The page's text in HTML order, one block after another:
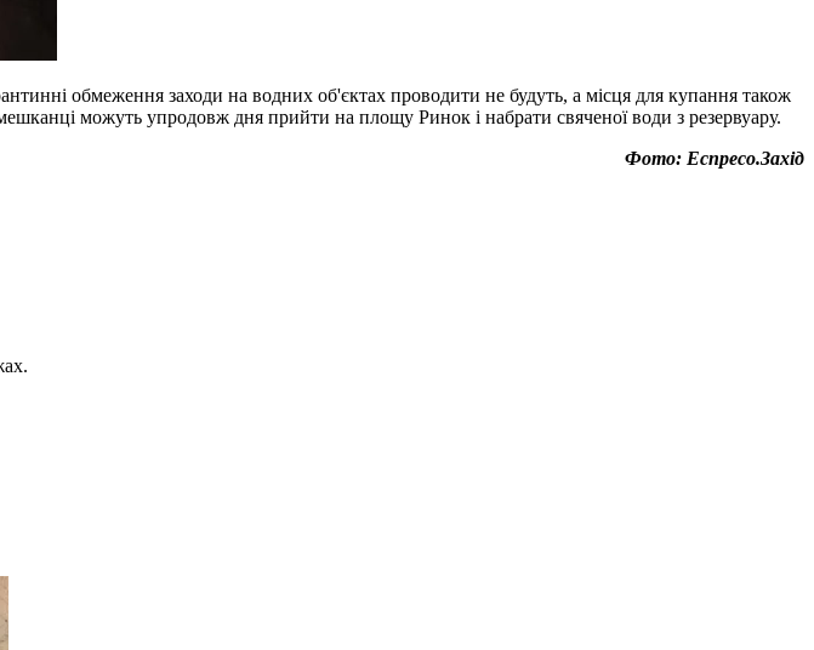
обмеження заходи на водних об'єктах проводити не будуть, а місця для купання також
можуть упродовж дня прийти на площу Ринок і набрати свяченої води з резервуару.
Фото: Еспресо.Захід